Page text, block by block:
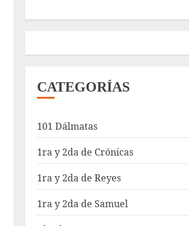
CATEGORÍAS
101 Dálmatas
1ra y 2da de Crónicas
1ra y 2da de Reyes
1ra y 2da de Samuel